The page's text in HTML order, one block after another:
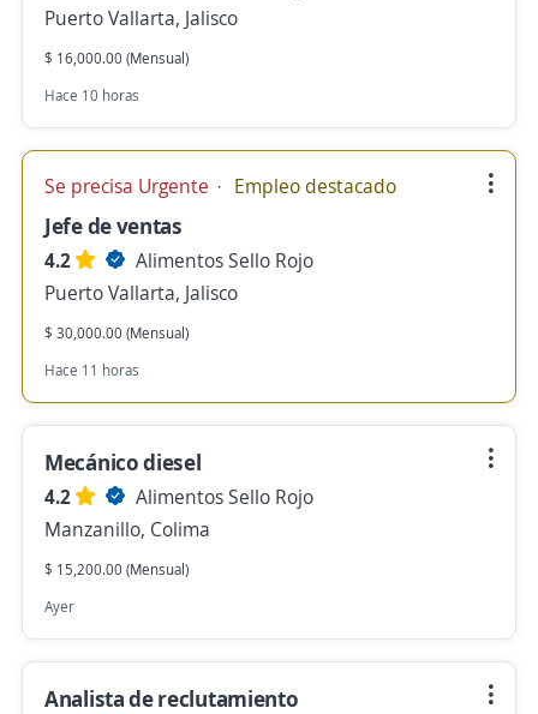
Puerto Vallarta, Jalisco
$ 16,000.00 (Mensual)
Hace 10 horas
Se precisa Urgente Empleo destacado
Jefe de ventas
4.2
Alimentos Sello Rojo
Puerto Vallarta, Jalisco
$ 30,000.00 (Mensual)
Hace 11 horas
Mecánico diesel
4.2
Alimentos Sello Rojo
Manzanillo, Colima
$ 15,200.00 (Mensual)
Ayer
Analista de reclutamiento